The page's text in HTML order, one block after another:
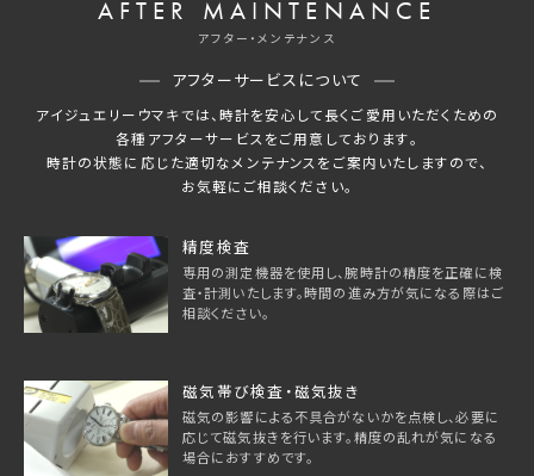
AFTER MAINTENANCE
アフター・メンテナンス
アフターサービスについて
アイジュエリーウマキでは、時計を安心して長くご愛用いただくための
各種アフターサービスをご用意しております。
時計の状態に応じた適切なメンテナンスをご案内いたしますので、
お気軽にご相談ください。
精度検査
専用の測定機器を使用し、腕時計の精度を正確に検
査・計測いたします。時間の進み方が気になる際はご
相談ください。
磁気帯び検査・磁気抜き
磁気の影響による不具合がないかを点検し、必要に
応じて磁気抜きを行います。精度の乱れが気になる
場合におすすめです。